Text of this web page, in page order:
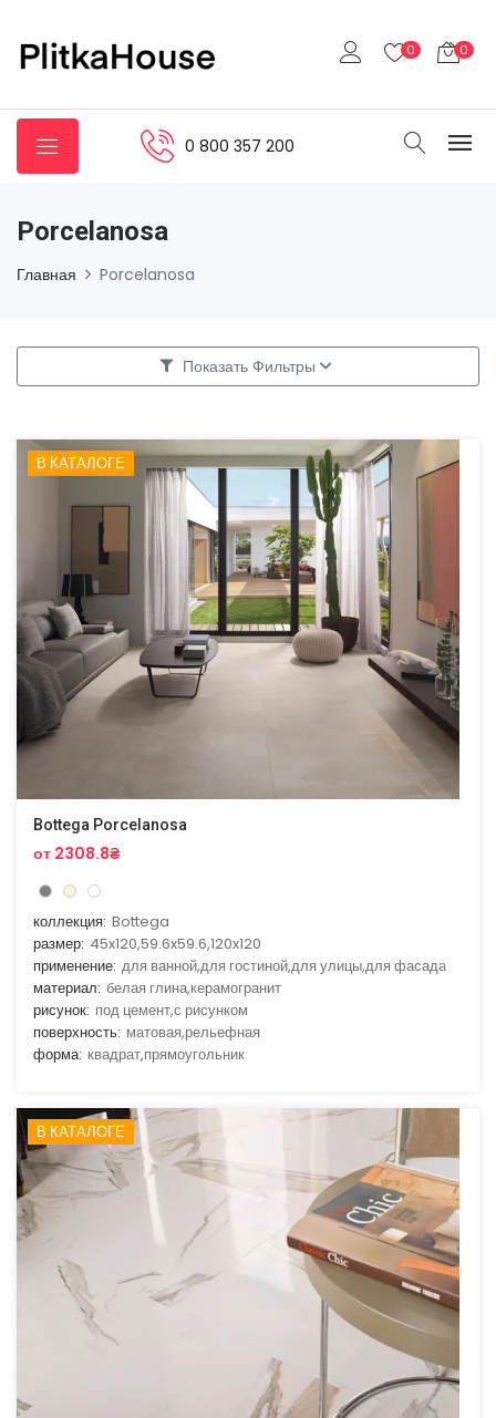
0 0
0 800 357 200
Porcelanosa
Главная Porcelanosa
Показать Фильтры
В КАТАЛОГЕ
Bottega Porcelanosa
от 2308.8₴
коллекция: Bottega
размер: 45x120,59.6x59.6,120x120
применение: для ванной,для гостиной,для улицы,для фасада
материал: белая глина,керамогранит
рисунок: под цемент,с рисунком
поверхность: матовая,рельефная
форма: квадрат,прямоугольник
В КАТАЛОГЕ